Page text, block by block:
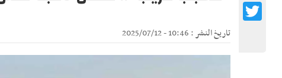
تاريخ النشر : 10:46 - 2025/07/12
Twitter